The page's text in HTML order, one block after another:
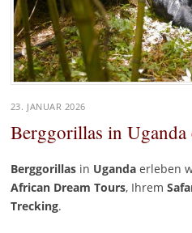
23. JANUAR 2026
Berggorillas in Uganda
Berggorillasin Ugandaerleben
African Dream Tours, Ihrem
Trecking.